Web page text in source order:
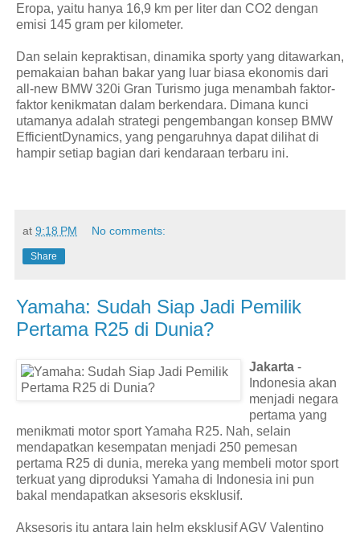
Eropa, yaitu hanya 16,9 km per liter dan CO2 dengan
emisi 145 gram per kilometer.
Dan selain kepraktisan, dinamika sporty yang ditawarkan,
pemakaian bahan bakar yang luar biasa ekonomis dari
all-new BMW 320i Gran Turismo juga menambah faktor-
faktor kenikmatan dalam berkendara. Dimana kunci
utamanya adalah strategi pengembangan konsep BMW
EfficientDynamics, yang pengaruhnya dapat dilihat di
hampir setiap bagian dari kendaraan terbaru ini.
at 9:18 PM No comments:
Share
Yamaha: Sudah Siap Jadi Pemilik
Pertama R25 di Dunia?
Jakarta -
Indonesia akan
menjadi negara
pertama yang
menikmati motor sport Yamaha R25. Nah, selain
mendapatkan kesempatan menjadi 250 pemesan
pertama R25 di dunia, mereka yang membeli motor sport
terkuat yang diproduksi Yamaha di Indonesia ini pun
bakal mendapatkan aksesoris eksklusif.
Aksesoris itu antara lain helm eksklusif AGV Valentino